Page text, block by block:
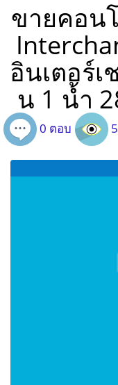
ขายคอน
อินเตอร์เ
น 1 น้ำ
0 ตอบ